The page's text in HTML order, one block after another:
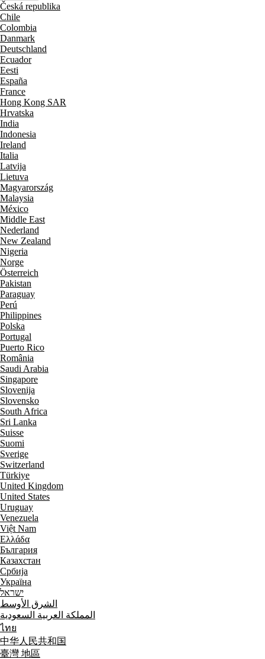
Česká republika
Chile
Colombia
Danmark
Deutschland
Ecuador
Eesti
España
France
Hong Kong SAR
Hrvatska
India
Indonesia
Ireland
Italia
Latvija
Lietuva
Magyarország
Malaysia
México
Middle East
Nederland
New Zealand
Nigeria
Norge
Österreich
Pakistan
Paraguay
Perú
Philippines
Polska
Portugal
Puerto Rico
România
Saudi Arabia
Singapore
Slovenija
Slovensko
South Africa
Sri Lanka
Suisse
Suomi
Sverige
Switzerland
Türkiye
United Kingdom
United States
Uruguay
Venezuela
Việt Nam
Ελλάδα
България
Казахстан
Србија
Україна
ישראל
الشرق الأوسط
المملكة العربية السعودية
ไทย
中华人民共和国
臺灣 地區